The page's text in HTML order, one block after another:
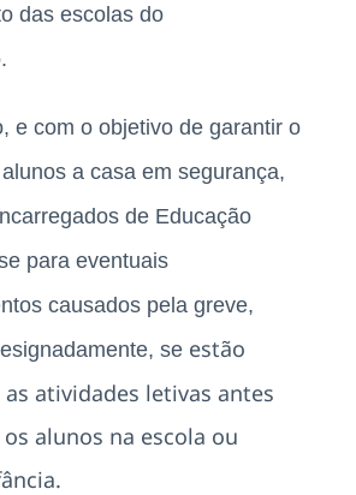
das escolas do
e com o objetivo de garantir o
a casa em segurança,
de Educação
para eventuais
causados pela greve,
se estão
atividades letivas antes
alunos na escola ou